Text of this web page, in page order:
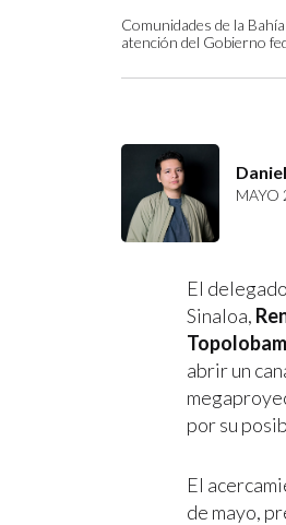
Comunidades de la
atención del Gobierno
MAYO
El
Sinaloa,
abrir un
por su
El
de mayo,